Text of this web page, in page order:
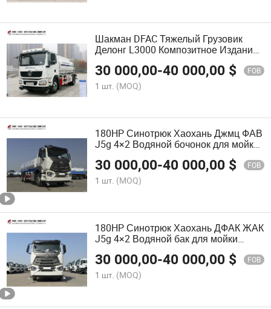
Шакман DFAC Тяжелый Грузовик
Делонг L3000 Композитное Издание
245HP 4X2 Поливомоечный Грузовик
30 000,00-40 000,00 $ FOB
1 шт. (MOQ)
180HP Синотрюк Хаохань Джмц ФАВ
J5g 4×2 Водяной бочонок для мойки
дорог и ландшафтного дизайна
30 000,00-40 000,00 $ FOB
1 шт. (MOQ)
180HP Синотрюк Хаохань ДФАК ЖАК
J5g 4×2 Водяной бак для мойки
дорог и ландшафтного дизайна
30 000,00-40 000,00 $ FOB
1 шт. (MOQ)